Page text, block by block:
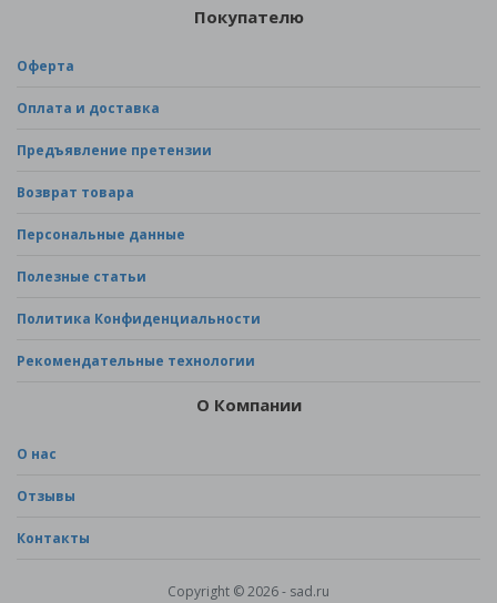
Покупателю
Оферта
Оплата и доставка
Предъявление претензии
Возврат товара
Персональные данные
Полезные статьи
Политика Конфиденциальности
Рекомендательные технологии
О Компании
О нас
Отзывы
Контакты
Copyright © 2026 - sad.ru